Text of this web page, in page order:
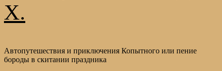
Х.
Автопутешествия и приключения Копытного или пение
бороды в скитании праздника